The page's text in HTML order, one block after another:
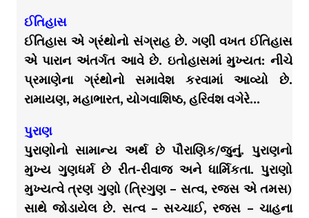
ઈતિહાસ
ઈતિહાસ એ ગ્રંથોનો સંગ્રાહ છે. ગણી વખત ઈતિહાસ
એ પારાન અંતર્ગત આવે છે. ઇતોહાસમાં મુખ્યત: નીચે
પ્રમાણેના ગ્રંથોનો સમાવેશ કરવામાં આવ્યો છે.
રામાયણ, મહાભારત, યોગવાશિષ્ઠ, હરિવંશ વગેરે…
પુરાણ
પુરાણોનો સામાન્ય અર્થ છે પૌરાણિક/જુનું. પુરાણનો
મુખ્ય ગુણધર્મ છે રીત-રીવાજ અને ધાર્મિકતા. પુરાણો
મુખ્યત્વે ત્રણ ગુણો (ત્રિગુણ – સત્વ, રજસ એ તમસ)
સાથે જોડાયેલ છે. સત્વ – સચ્ચાઈ, રજસ – ચાહના